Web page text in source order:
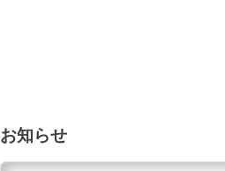
お知らせ